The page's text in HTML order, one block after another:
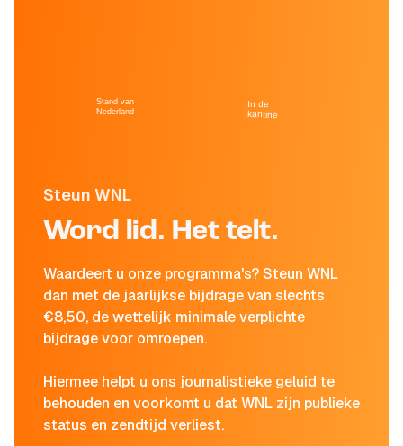
Steun WNL
Word lid. Het telt.
Waardeert u onze programma's? Steun WNL
dan met de jaarlijkse bijdrage van slechts
€8,50, de wettelijk minimale verplichte
bijdrage voor omroepen.
Hiermee helpt u ons journalistieke geluid te
behouden en voorkomt u dat WNL zijn publieke
status en zendtijd verliest.
Stand van
Nederland
In de
kantine